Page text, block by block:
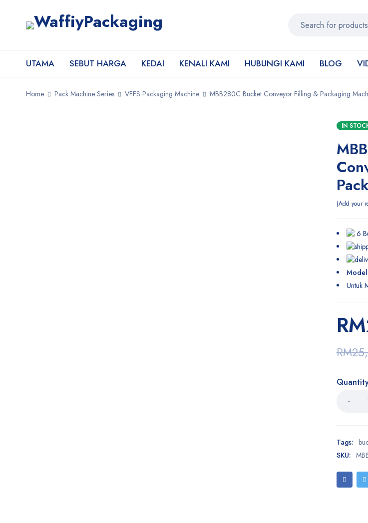
UTAMA SEBUT HARGA KEDAI KENALI KAMI HUBUNGI KAMI BLOG
Home Pack Machine Series VFFS Packaging Machine MBB280C Bucket Conveyor Filling & Packaging
IN
Add your
6
Untuk
RM
RM
Tags:
SKU: